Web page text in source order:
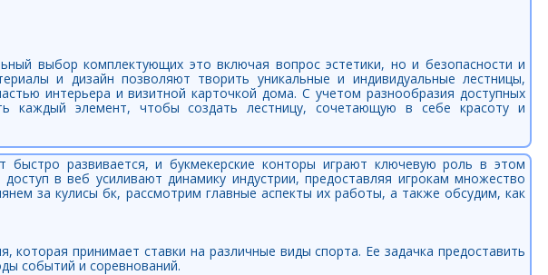
выбор комплектующих это включая вопрос эстетики, но и безопасности и
и дизайн позволяют творить уникальные и индивидуальные лестницы,
интерьера и визитной карточкой дома. С учетом разнообразия доступных
каждый элемент, чтобы создать лестницу, сочетающую в себе красоту и
развивается, и букмекерские конторы играют ключевую роль в этом
в веб усиливают динамику индустрии, предоставляя игрокам множество
за кулисы бк, рассмотрим главные аспекты их работы, а также обсудим, как
которая принимает ставки на различные виды спорта. Ее задачка предоставить
событий и соревнований.